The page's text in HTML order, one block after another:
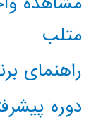
متلب
راهنمای
دوره